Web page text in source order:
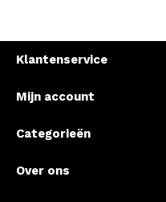
Klantenservice
Mijn account
Categorieën
Over ons